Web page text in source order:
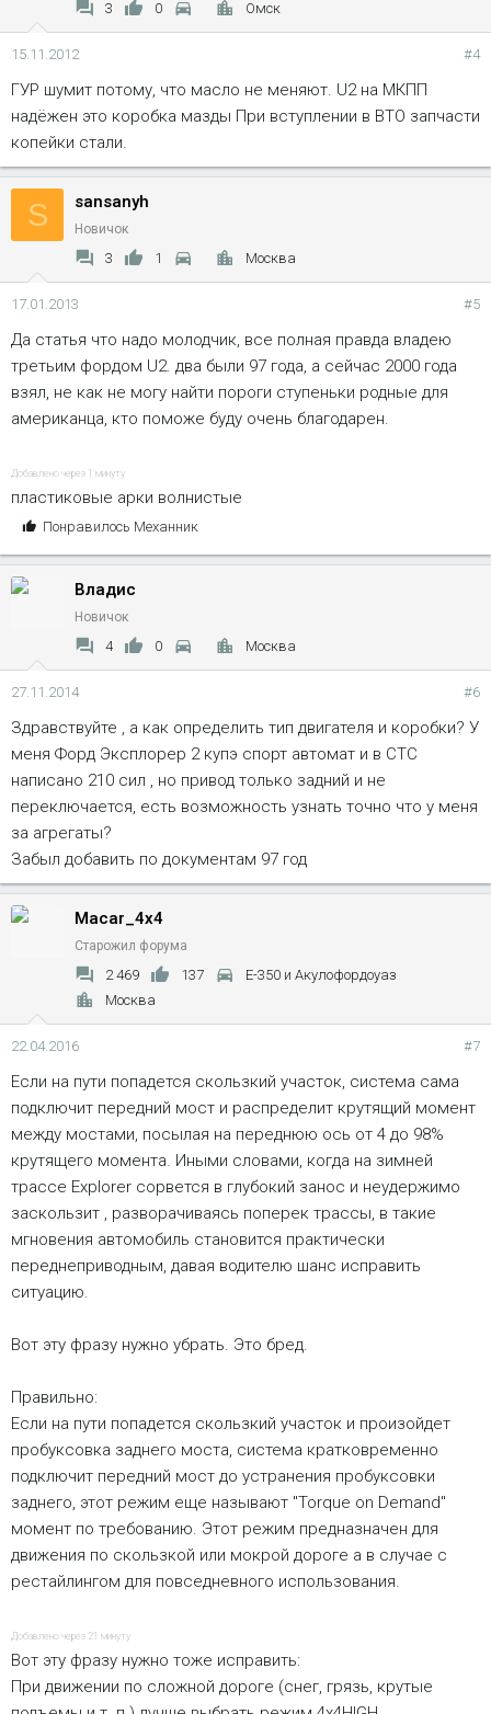
3 0 Омск
15.11.2012 #4
ГУР шумит потому, что масло не меняют. U2 на МКПП
надёжен это коробка мазды При вступлении в ВТО запчасти
копейки стали.
S sansanyh
Новичок
3 1 Москва
17.01.2013 #5
Да статья что надо молодчик, все полная правда владею
третьим фордом U2. два были 97 года, а сейчас 2000 года
взял, не как не могу найти пороги ступеньки родные для
американца, кто поможе буду очень благодарен.
Добавлено через 1 минуту
пластиковые арки волнистые
С
м
:
Понравилось Механник
Владис
Новичок
4 0 Москва
27.11.2014 #6
Здравствуйте , а как определить тип двигателя и коробки? У
меня Форд Эксплорер 2 купэ спорт автомат и в СТС
написано 210 сил , но привод только задний и не
переключается, есть возможность узнать точно что у меня
за агрегаты?
Забыл добавить по документам 97 год
Macar_4x4
Старожил форума
2 469 137
Е-350 и Акулофордоуаз
Москва
22.04.2016 #7
Если на пути попадется скользкий участок, система сама
подключит передний мост и распредели­т крутящий момент
между мостами, посылая на переднюю ось от 4 до 98%
крутящего момента. Иными словами, когда на зимней
трассе Explorer сорвется в глубокий занос и неудержимо
заскользит­ , разворачив­аясь поперек трассы, в такие
мгновения автомобиль становится практическ­и
переднепри­водным, давая водителю шанс исправить
ситуацию.
Вот эту фразу нужно убрать. Это бред.
Правильно:
Если на пути попадется скользкий участок и произойдет
пробуксовка заднего моста, система кратковременно
подключит передний мост до устранения пробуксовки
заднего, этот режим еще называют "Torque on Demand"
момент по требованию. Этот режим предназначен для
движения по скользкой или мокрой дороге а в случае с
рестайлингом для повседневного использования.
Добавлено через 21 минуту
Вот эту фразу нужно тоже исправить:
При движении по сложной дороге (снег, грязь, крутые